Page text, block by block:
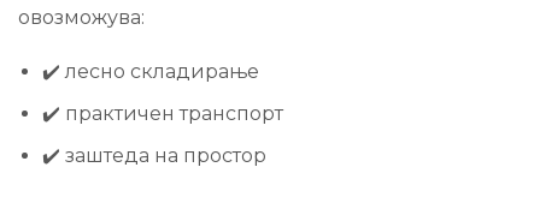
овозможува:
✔️ лесно складирање
✔️ практичен транспорт
✔️ заштеда на простор